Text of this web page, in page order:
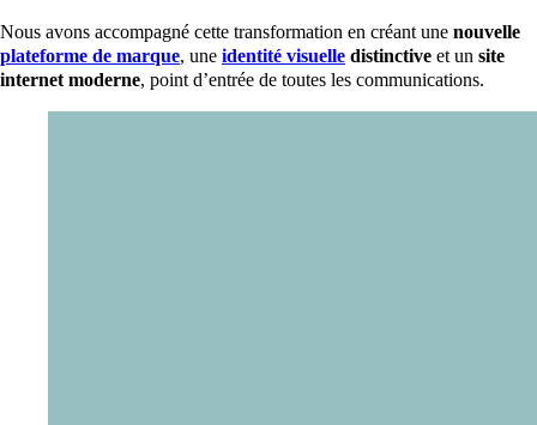
Nous avons accompagné cette transformation en créant une nouvelle
plateforme de marque, une identité visuelle distinctive et un site
internet moderne, point d’entrée de toutes les communications.